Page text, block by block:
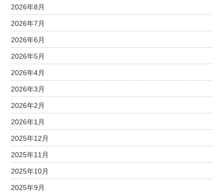
2026年8月
2026年7月
2026年6月
2026年5月
2026年4月
2026年3月
2026年2月
2026年1月
2025年12月
2025年11月
2025年10月
2025年9月